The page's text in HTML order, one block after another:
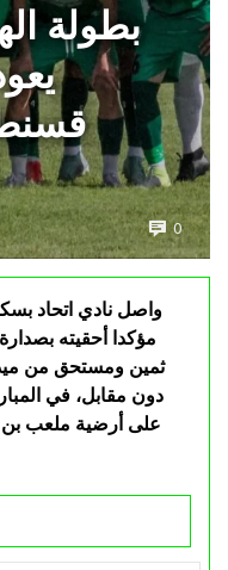
بطولة
0
واصل نادي اتحاد
مؤكدا أحقيته
ثمين ومستحق من
دون مقابل، في
على أرضية ملعب بن